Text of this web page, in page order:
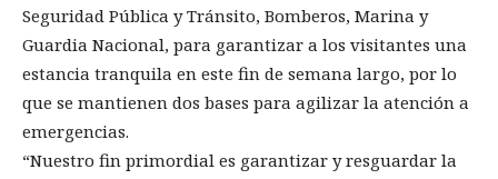
Seguridad Pública y Tránsito, Bomberos, Marina y
Guardia Nacional, para garantizar a los visitantes una
estancia tranquila en este fin de semana largo, por lo
que se mantienen dos bases para agilizar la atención a
emergencias.
“Nuestro fin primordial es garantizar y resguardar la